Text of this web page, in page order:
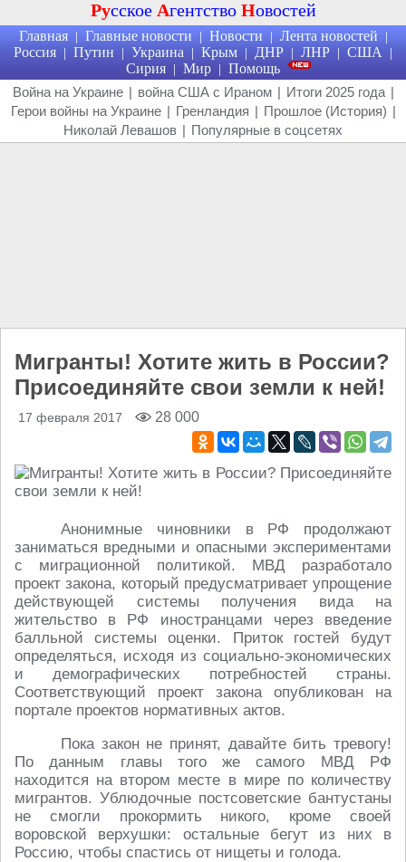
Русское Агентство Новостей
Главная | Главные новости | Новости | Лента новостей |
Россия | Путин | Украина | Крым | ДНР | ЛНР | США |
Сирия | Мир | Помощь
Война на Украине | война США с Ираном | Итоги 2025 года |
Герои войны на Украине | Гренландия | Прошлое (История) |
Николай Левашов | Популярные в соцсетях
Мигранты! Хотите жить в России?
Присоединяйте свои земли к ней!
17 февраля 2017 28 000
Анонимные чиновники в РФ продолжают
заниматься вредными и опасными экспериментами
с миграционной политикой. МВД разработало
проект закона, который предусматривает упрощение
действующей системы получения вида на
жительство в РФ иностранцами через введение
балльной системы оценки. Приток гостей будут
определяться, исходя из социально-экономических
и демографических потребностей страны.
Соответствующий проект закона опубликован на
портале проектов нормативных актов.
Пока закон не принят, давайте бить тревогу!
По данным главы того же самого МВД РФ
находится на втором месте в мире по количеству
мигрантов. Ублюдочные постсоветские бантустаны
не смогли прокормить никого, кроме своей
воровской верхушки: остальные бегут из них в
Россию, чтобы спастись от нищеты и голода.